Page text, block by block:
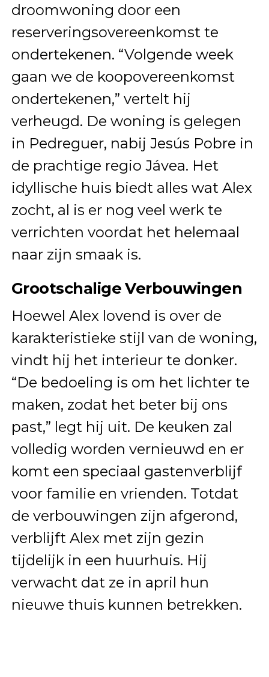
droomwoning door een
reserveringsovereenkomst te
ondertekenen. “Volgende week
gaan we de koopovereenkomst
ondertekenen,” vertelt hij
verheugd. De woning is gelegen
in Pedreguer, nabij Jesús Pobre in
de prachtige regio Jávea. Het
idyllische huis biedt alles wat Alex
zocht, al is er nog veel werk te
verrichten voordat het helemaal
naar zijn smaak is.
Grootschalige Verbouwingen
Hoewel Alex lovend is over de
karakteristieke stijl van de woning,
vindt hij het interieur te donker.
“De bedoeling is om het lichter te
maken, zodat het beter bij ons
past,” legt hij uit. De keuken zal
volledig worden vernieuwd en er
komt een speciaal gastenverblijf
voor familie en vrienden. Totdat
de verbouwingen zijn afgerond,
verblijft Alex met zijn gezin
tijdelijk in een huurhuis. Hij
verwacht dat ze in april hun
nieuwe thuis kunnen betrekken.